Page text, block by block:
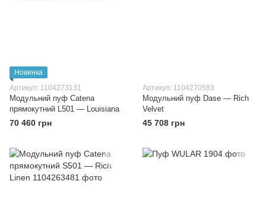
Новинка
Артикул: 1104273131
Модульний пуф Catena
прямокутний L501 — Louisiana
70 460 грн
Артикул: 1104270583
Модульний пуф Dase — Rich
Velvet
45 708 грн